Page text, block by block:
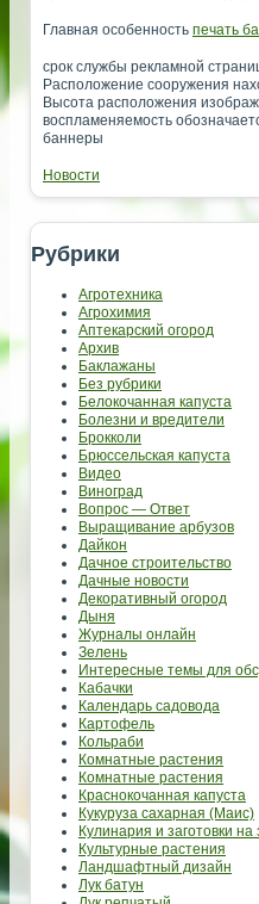
Главная особенность печать
срок службы рекламной
Расположение сооружения
Высота расположения
воспламеняемость
баннеры
Новости
Рубрики
Агротехника
Агрохимия
Аптекарский огород
Архив
Баклажаны
Без рубрики
Белокочанная капуста
Болезни и вредители
Брокколи
Брюссельская капуста
Видео
Виноград
Вопрос — Ответ
Выращивание арбузов
Дайкон
Дачное строительство
Дачные новости
Декоративный огород
Дыня
Журналы онлайн
Зелень
Интересные темы для
Кабачки
Календарь садовода
Картофель
Кольраби
Комнатные растения
Комнатные растения
Краснокочанная капуста
Кукуруза сахарная (Маис)
Кулинария и заготовки на
Культурные растения
Ландшафтный дизайн
Лук батун